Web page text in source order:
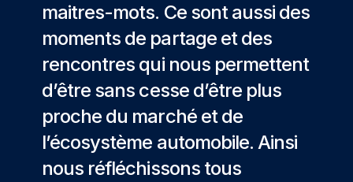
maitres-mots. Ce sont aussi des
moments de partage et des
rencontres qui nous permettent
d’être sans cesse d’être plus
proche du marché et de
l’écosystème automobile. Ainsi
nous réfléchissons tous